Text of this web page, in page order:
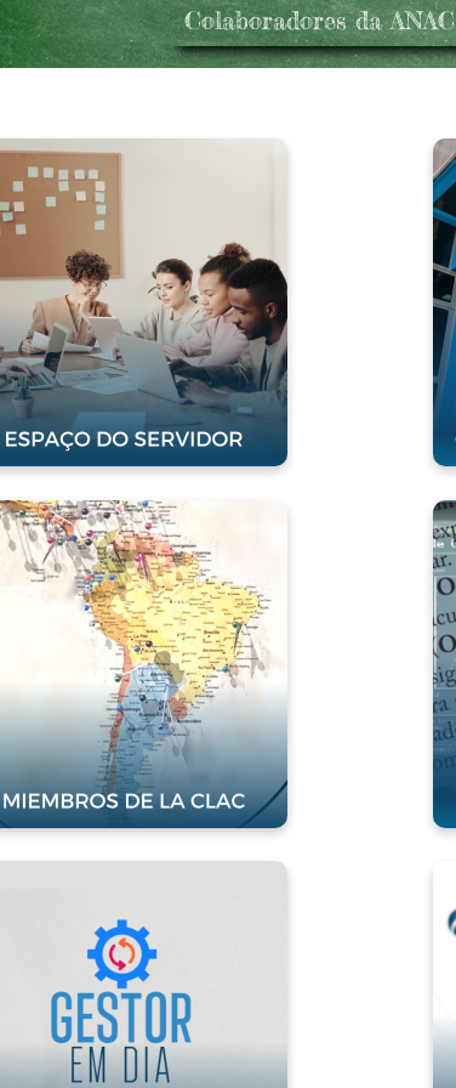
Colaboradores da ANAC
Espaço do
Servidor
Clique para acessar
Miembros de
la CLAC
Clique para acessar
Dia